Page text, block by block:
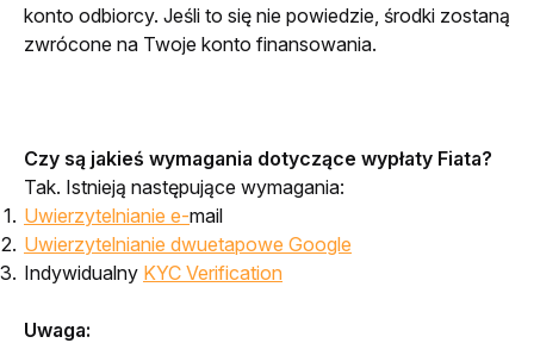
konto odbiorcy. Jeśli to się nie powiedzie, środki zostaną
zwrócone na Twoje konto finansowania.
Czy są jakieś wymagania dotyczące wypłaty Fiata?
Tak. Istnieją następujące wymagania:
Uwierzytelnianie e-mail
Uwierzytelnianie dwuetapowe Google
Indywidualny KYC Verification
Uwaga: